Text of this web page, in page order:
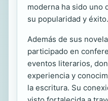
moderna ha sido uno
su popularidad y éxito.
Además de sus
participado en
eventos literarios,
experiencia y
la escritura. Su